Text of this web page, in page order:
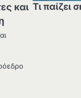
και Τι παίζει